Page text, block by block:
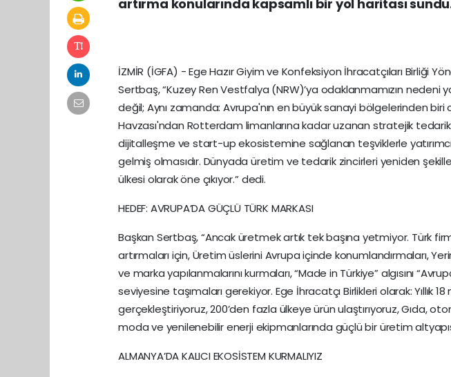
artırma konularında kapsamlı bir yol haritası
İZMİR (İGFA) - Ege Hazır Giyim ve Konfeksiyon İhracatçıları Birliği
Sertbaş, “Kuzey Ren Vestfalya (NRW)’ya odaklanmamızın nedeni
değil; Aynı zamanda: Avrupa'nın en büyük sanayi bölgelerinden biri
Havzası'ndan Rotterdam limanlarına kadar uzanan stratejik tedarik
dijitalleşme ve start-up ekosistemine sağlanan teşviklerle
gelmiş olmasıdır. Dünyada üretim ve tedarik zincirleri yeniden
ülkesi olarak öne çıkıyor.” dedi.
HEDEF: AVRUPA’DA GÜÇLÜ TÜRK MARKASI
Başkan Sertbaş, “Ancak üretmek artık tek başına yetmiyor. Türk
artırmaları için, Üretim üslerini Avrupa içinde konumlandırmaları,
ve marka yapılanmalarını kurmaları, “Made in Türkiye” algısını
seviyesine taşımaları gerekiyor. Ege İhracatçı Birlikleri olarak: Yıllık
gerçekleştiriyoruz, 200’den fazla ülkeye ürün ulaştırıyoruz, Gıda,
moda ve yenilenebilir enerji ekipmanlarında güçlü bir üretim
ALMANYA’DA KALICI EKOSİSTEM KURMALIYIZ